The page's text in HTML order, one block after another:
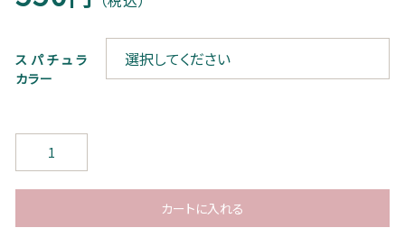
スパチュラ
カラー
c
o
k
カートに入れる
当社について
ブログ
プライバシーポリシー
特定商取引法に基づく表記